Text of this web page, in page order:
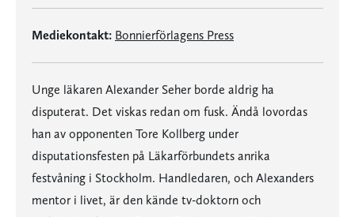
Mediekontakt: Bonnierförlagens Press
Unge läkaren Alexander Seher borde aldrig ha
disputerat. Det viskas redan om fusk. Ändå lovordas
han av opponenten Tore Kollberg under
disputationsfesten på Läkarförbundets anrika
festvåning i Stockholm. Handledaren, och Alexanders
mentor i livet, är den kände tv-doktorn och